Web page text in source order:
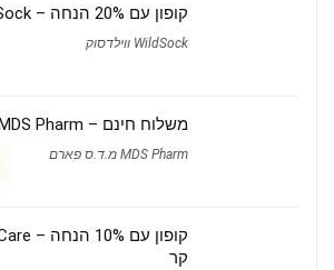
קופון עם 20% הנחה – WildSock ווילדסוק
WildSock ווילדסוק
משלוח חינם – MDS Pharm מ.ד.ס פארם
MDS Pharm מ.ד.ס פארם
קר